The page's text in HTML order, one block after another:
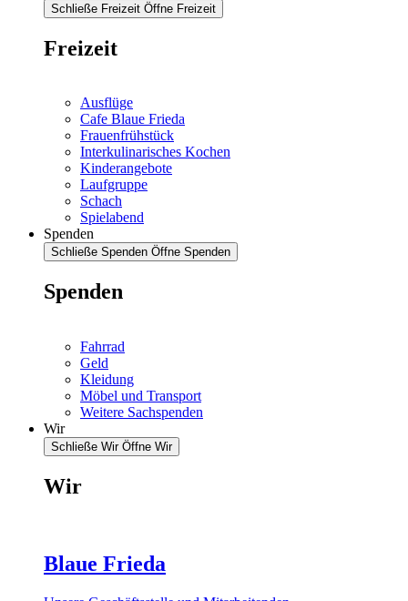
Schließe Freizeit Öffne Freizeit
Freizeit
Ausflüge
Cafe Blaue Frieda
Frauenfrühstück
Interkulinarisches Kochen
Kinderangebote
Laufgruppe
Schach
Spielabend
Spenden
Schließe Spenden Öffne Spenden
Spenden
Fahrrad
Geld
Kleidung
Möbel und Transport
Weitere Sachspenden
Wir
Schließe Wir Öffne Wir
Wir
Blaue Frieda